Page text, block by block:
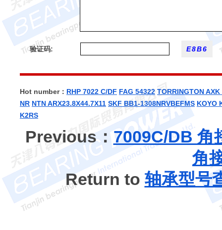
验证码:
Hot number： RHP 7022 C/DF FAG 54322 TORRINGTON AXK
NR NTN ARX23.8X44.7X11 SKF BB1-1308NRVBEFMS KOYO
K2RS
Previous： 7009C/DB 角
角
Return to 轴承型号